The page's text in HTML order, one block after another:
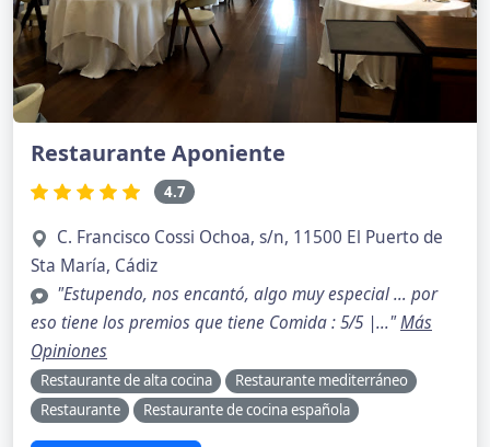
Restaurante Aponiente
4.7
C. Francisco Cossi Ochoa, s/n, 11500 El Puerto de
Sta María, Cádiz
"Estupendo, nos encantó, algo muy especial … por
eso tiene los premios que tiene Comida : 5/5 |..."Más
Opiniones
Restaurante de alta cocina
Restaurante mediterráneo
Restaurante
Restaurante de cocina española